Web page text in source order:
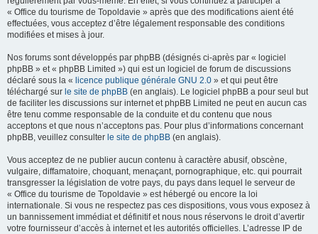
« Office du tourisme de Topoldavie » après que des modifications aient été
effectuées, vous acceptez d’être légalement responsable des conditions
modifiées et mises à jour.
Nos forums sont développés par phpBB (désignés ci-après par « logiciel
phpBB » et « phpBB Limited ») qui est un logiciel de forum de discussions
déclaré sous la « licence publique générale GNU 2.0 » et qui peut être
téléchargé sur le site de phpBB (en anglais). Le logiciel phpBB a pour seul but
de faciliter les discussions sur internet et phpBB Limited ne peut en aucun cas
être tenu comme responsable de la conduite et du contenu que nous
acceptons et que nous n’acceptons pas. Pour plus d’informations concernant
phpBB, veuillez consulter le site de phpBB (en anglais).
Vous acceptez de ne publier aucun contenu à caractère abusif, obscène,
vulgaire, diffamatoire, choquant, menaçant, pornographique, etc. qui pourrait
transgresser la législation de votre pays, du pays dans lequel le serveur de
« Office du tourisme de Topoldavie » est hébergé ou encore la loi
internationale. Si vous ne respectez pas ces dispositions, vous vous exposez à
un bannissement immédiat et définitif et nous nous réservons le droit d’avertir
votre fournisseur d’accès à internet et les autorités officielles. L’adresse IP de